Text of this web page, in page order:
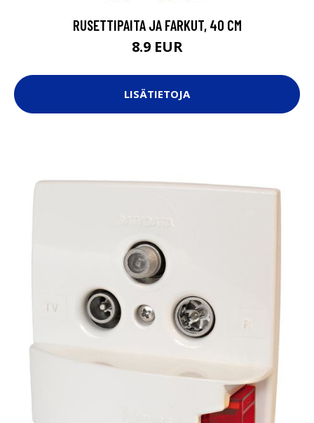
RUSETTIPAITA JA FARKUT, 40 CM
8.9 EUR
LISÄTIETOJA